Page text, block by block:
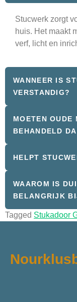
Stucwerk zorgt
huis. Het maakt
verf, licht en
WANNEER IS
VERSTANDIG?
MOETEN OUDE
BEHANDELD
HELPT
WAAROM IS
BELANGRIJK
Tagged Stukadoor